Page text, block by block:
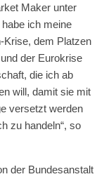
Maker unter
ich meine
Krise, dem Platzen
der Eurokrise
die ich ab
will, damit sie mit
versetzt werden
zu handeln“, so
der Bundesanstalt